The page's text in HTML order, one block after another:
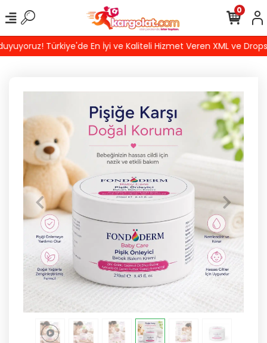
Türkiye'de En İyi ve Kaliteli Hizmet Veren XML ve
0